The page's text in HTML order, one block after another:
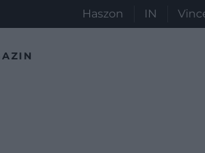
Haszon IN